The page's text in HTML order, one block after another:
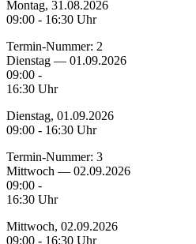
Montag, 31.08.2026
09:00 - 16:30 Uhr
Termin-Nummer: 2
Dienstag — 01.09.2026
09:00 -
16:30 Uhr
Dienstag, 01.09.2026
09:00 - 16:30 Uhr
Termin-Nummer: 3
Mittwoch — 02.09.2026
09:00 -
16:30 Uhr
Mittwoch, 02.09.2026
09:00 - 16:30 Uhr